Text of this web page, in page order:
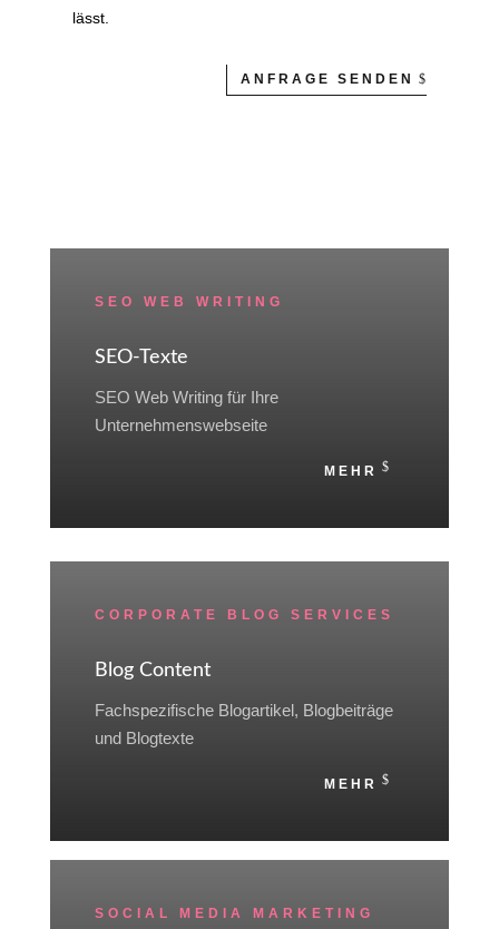
lässt.
ANFRAGE SENDEN
SEO WEB WRITING
SEO-Texte
SEO Web Writing für Ihre
Unternehmenswebseite
MEHR
CORPORATE BLOG SERVICES
Blog Content
Fachspezifische Blogartikel, Blogbeiträge
und Blogtexte
MEHR
SOCIAL MEDIA MARKETING